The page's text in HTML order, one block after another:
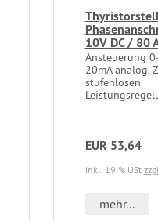
Warenkorb
10V DC / 80
Ansteuerung
20mA analog.
stufenlosen
EUR 53,64
inkl. 19 % USt
mehr...